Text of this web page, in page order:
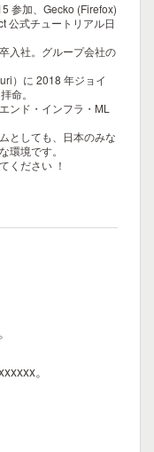
参加、Gecko (Firefox)
公式チュートリアル日
入社。グループ会社の
）に 2018 年ジョイ
命。
ンド・インフラ・ML
としても、日本のみな
環境です。
ください ！
。